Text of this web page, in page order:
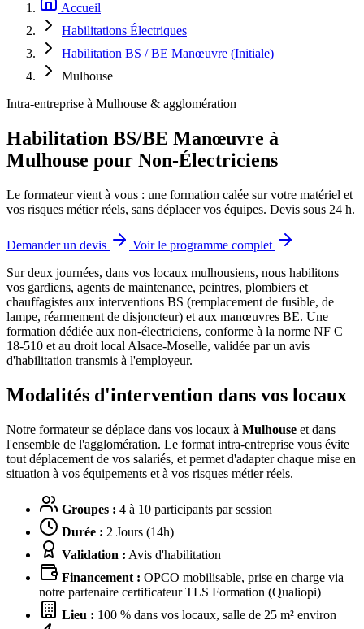
Accueil
Habilitations Électriques
Habilitation BS / BE Manœuvre (Initiale)
Mulhouse
Intra-entreprise à Mulhouse & agglomération
Habilitation BS/BE Manœuvre à
Mulhouse pour Non-Électriciens
Le formateur vient à vous : une formation calée sur votre matériel et
vos risques métier réels, sans déplacer vos équipes. Devis sous 24 h.
Demander un devis
Voir le programme complet
Sur deux journées, dans vos locaux mulhousiens, nous habilitons
vos gardiens, agents de maintenance, peintres, plombiers et
chauffagistes aux interventions BS (remplacement de fusible, de
lampe, réarmement de disjoncteur) et aux manœuvres BE. Une
formation dédiée aux non-électriciens, conforme à la norme NF C
18-510 et au droit local Alsace-Moselle, validée par un avis
d'habilitation transmis à l'employeur.
Modalités d'intervention dans vos locaux
Notre formateur se déplace dans vos locaux à Mulhouse et dans
l'ensemble de l'agglomération. Le format intra-entreprise vous évite
tout déplacement de vos salariés, et permet d'adapter chaque mise en
situation à vos équipements et à vos risques métier réels.
Groupes : 4 à 10 participants par session
Durée : 2 Jours (14h)
Validation : Avis d'habilitation
Financement : OPCO mobilisable, prise en charge via
notre partenaire certificateur TLS Formation (Qualiopi)
Lieu : 100 % dans vos locaux, salle de 25 m² environ